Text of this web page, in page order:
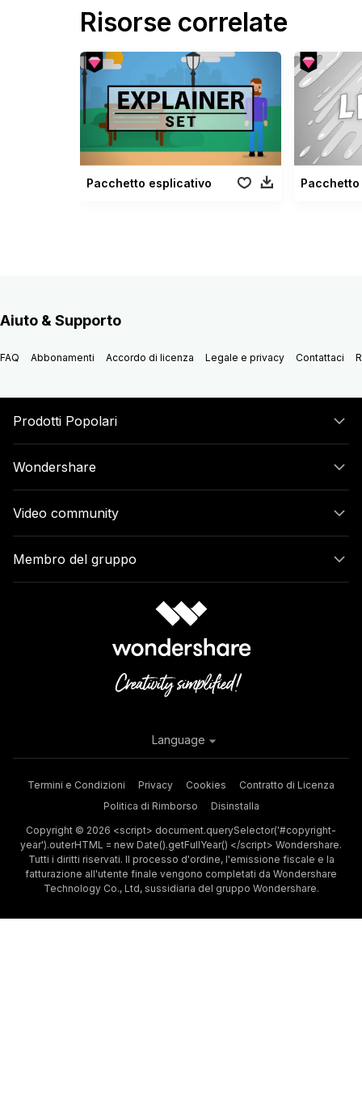
Risorse correlate
Pacchetto esplicativo
Aiuto & Supporto
FAQ Abbonamenti Accordo di licenza Legale e privacy Contattaci
Prodotti Popolari
Wondershare
Video community
Membro del gruppo
Termini e Condizioni Privacy Cookies
Contratto di Licenza
Politica di Rimborso
Disinstalla
Copyright © 2026 <script> document.querySelector('#copyright-
year').outerHTML = new Date().getFullYear() </script> Wondershare.
Tutti i diritti riservati. Il processo d'ordine, l'emissione fiscale e la
fatturazione all'utente finale vengono completati da Wondershare
Technology Co., Ltd, sussidiaria del gruppo Wondershare.
Language